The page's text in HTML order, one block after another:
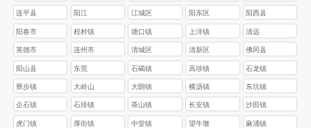
连平县 阳江 江城区 阳东区 阳西县
阳春市 程村镇 塘口镇 上洋镇 清远
英德市 连州市 清城区 清新区 佛冈县
阳山县 东莞 石碣镇 高埗镇 石龙镇
寮步镇 大岭山 大朗镇 横沥镇 东坑镇
企石镇 石排镇 茶山镇 长安镇 沙田镇
虎门镇 厚街镇 中堂镇 望牛墩 麻涌镇